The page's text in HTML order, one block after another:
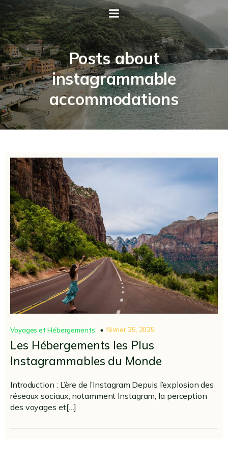
Posts about
instagrammable
accommodations
Voyages et Hébergements février 25, 2025
Les Hébergements les Plus
Instagrammables du Monde
Introduction : L’ère de l’Instagram Depuis l’explosion des
réseaux sociaux, notamment Instagram, la perception
des voyages et[…]